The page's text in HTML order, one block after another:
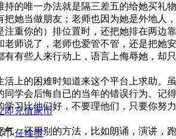
持的唯一办法就是隔三差五的给她买
把她当做朋友；老师也因为她是外地人
注重你的）排位置时，还把她排在两边
老师说了，老师也爱管不管，还是把她
有些人来行动上，语言上侮辱她，却
活上的困难时知道来这个平台上求助。
同学会后悔自已的当年的错误行为。记
习比他们好，不要理他们，只要你努
气，还用别的方法，比如朗诵，演讲，
即充值家币
币 任性赏